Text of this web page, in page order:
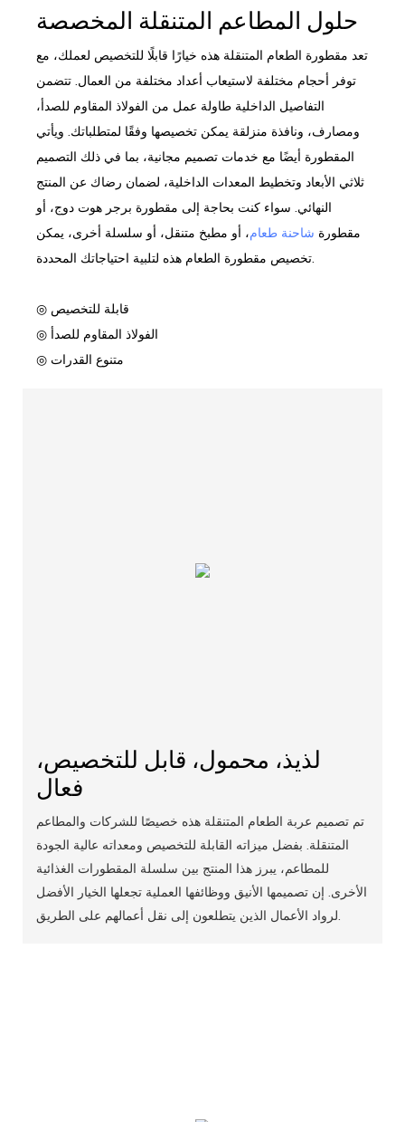
تعد مقطورة الطعام المتنقلة هذه خيارًا قابلًا للتخصيص لعملك، مع
توفر أحجام مختلفة لاستيعاب أعداد مختلفة من العمال. تتضمن
التفاصيل الداخلية طاولة عمل من الفولاذ المقاوم للصدأ،
ومصارف، ونافذة منزلقة يمكن تخصيصها وفقًا لمتطلباتك. ويأتي
المقطورة أيضًا مع خدمات تصميم مجانية، بما في ذلك التصميم
ثلاثي الأبعاد وتخطيط المعدات الداخلية، لضمان رضاك ​​عن المنتج
النهائي. سواء كنت بحاجة إلى مقطورة برجر هوت دوج، أو
مقطورة شاحنة طعام، أو مطبخ متنقل، أو سلسلة أخرى، يمكن
تخصيص مقطورة الطعام هذه لتلبية احتياجاتك المحددة.
◎ الفولاذ المقاوم للصدأ
◎ متنوع القدرات
لذيذ، محمول، قابل للتخصيص،
فعال
تم تصميم عربة الطعام المتنقلة هذه خصيصًا للشركات والمطاعم
المتنقلة. بفضل ميزاته القابلة للتخصيص ومعداته عالية الجودة
للمطاعم، يبرز هذا المنتج بين سلسلة المقطورات الغذائية
الأخرى. إن تصميمها الأنيق ووظائفها العملية تجعلها الخيار الأفضل
لرواد الأعمال الذين يتطلعون إلى نقل أعمالهم على الطريق.